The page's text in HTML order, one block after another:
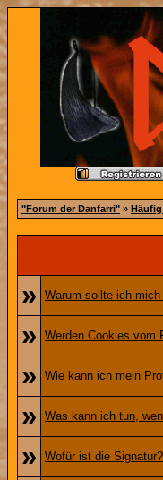
"Forum der Danfarri" »
»
Warum sollte ich mich
» Werden Cookies vom
» Wie kann ich mein
» Was kann ich tun,
» Wofür ist die Signatur?